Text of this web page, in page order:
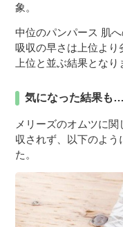
象。
中位のパンパース 肌
吸収の早さは上位よ
上位と並ぶ結果となり
気になった結果も…
メリーズのオムツに
収されず、以下のよう
た。